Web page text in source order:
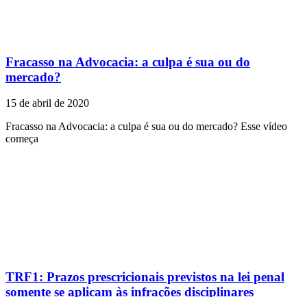
Fracasso na Advocacia: a culpa é sua ou do
mercado?
15 de abril de 2020
Fracasso na Advocacia: a culpa é sua ou do mercado? Esse vídeo
começa
TRF1: Prazos prescricionais previstos na lei penal
somente se aplicam às infrações disciplinares